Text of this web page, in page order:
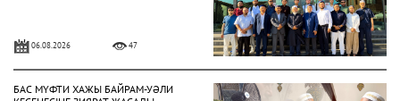
06.08.2026 47
БАС МҮФТИ ХАЖЫ БАЙРАМ-УӘЛИ